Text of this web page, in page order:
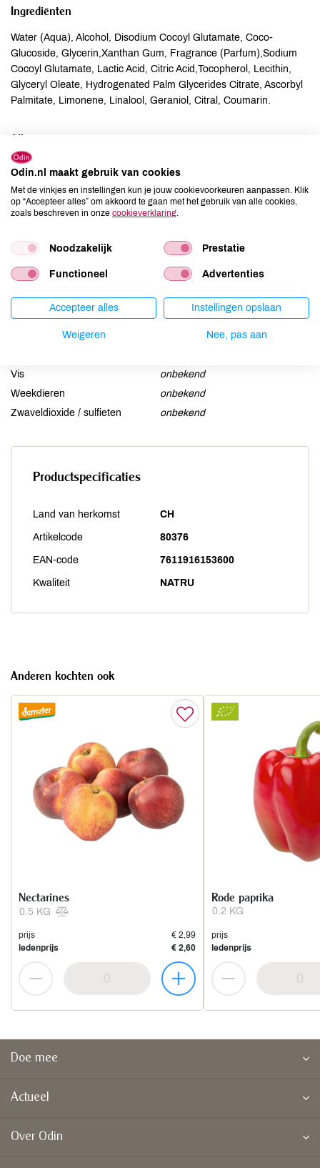
Ingrediënten
Water (Aqua), Alcohol, Disodium Cocoyl Glutamate, Coco-
Glucoside, Glycerin,Xanthan Gum, Fragrance (Parfum),Sodium
Cocoyl Glutamate, Lactic Acid, Citric Acid,Tocopherol, Lecithin,
Glyceryl Oleate, Hydrogenated Palm Glycerides Citrate, Ascorbyl
Palmitate, Limonene, Linalool, Geraniol, Citral, Coumarin.
Allergenen
Aardnoten
onbekend
Ei
onbekend
Gluten
onbekend
Lupine
onbekend
Noten
onbekend
Schaaldieren
onbekend
Selderij
onbekend
Vis
onbekend
Weekdieren
onbekend
Zwaveldioxide / sulfieten
onbekend
Productspecificaties
Land van herkomst CH
Artikelcode 80376
EAN-code 7611916153600
Kwaliteit NATRU
Anderen kochten ook
0.5 KG
Nectarines
prijs
€ 2,99
ledenprijs
€ 2,60
0.2 KG
Rode paprika
prijs
ledenprijs
Doe mee
Actueel
Over Odin
Odin.nl maakt gebruik van cookies
Met de vinkjes en instellingen kun je jouw cookievoorkeuren aanpassen. Klik
op “Accepteer alles” om akkoord te gaan met het gebruik van alle cookies,
zoals beschreven in onze cookieverklaring.
Noodzakelijk Prestatie
Functioneel Advertenties
Accepteer alles Instellingen opslaan
Weigeren Nee, pas aan